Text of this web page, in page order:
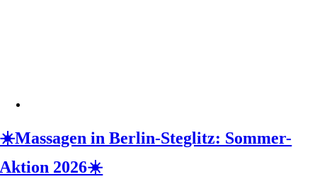
☀️Massagen in Berlin-Steglitz: Sommer-
Aktion 2026☀️